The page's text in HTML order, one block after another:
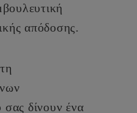
απόδοσης.
δίνουν ένα